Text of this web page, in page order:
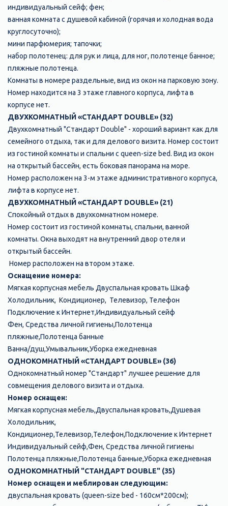
индивидуальный сейф; фен;
ванная комната с душевой кабиной (горячая и холодная вода
круглосуточно);
мини парфюмерия; тапочки;
набор полотенец: для рук и лица, для ног, полотенце банное;
пляжные полотенца.
Комнаты в номере раздельные, вид из окон на парковую зону.
Номер находится на 3 этаже главного корпуса, лифта в
корпусе нет.
ДВУХКОМНАТНЫЙ «СТАНДАРТ DOUBLE» (32)
Двухкомнатный "Стандарт Double" - хороший вариант как для
семейного отдыха, так и для делового визита. Номер состоит
из гостиной комнаты и спальни с queen-size bed. Вид из окон
на открытый бассейн, есть боковая панорама на море.
Номер расположен на 3-м этаже административного корпуса,
лифта в корпусе нет.
ДВУХКОМНАТНЫЙ «СТАНДАРТ DOUBLE» (21)
Спокойный отдых в двухкомнатном номере.
Номер состоит из гостиной комнаты, спальни, ванной
комнаты. Окна выходят на внутренний двор отеля и
открытый бассейн.
Номер расположен на втором этаже.
Оснащение номера:
Мягкая корпусная мебель Двуспальная кровать Шкаф
Холодильник, Кондиционер, Телевизор, Телефон
Подключение к Интернет,Индивидуальный сейф
Фен, Средства личной гигиены,Полотенца
пляжные,Полотенца банные
Ванна/душ,Умывальник,Уборка ежедневная
ОДНОКОМНАТНЫЙ «СТАНДАРТ DOUBLE» (36)
Однокомнатный номер "Стандарт" лучшее решение для
совмещения делового визита и отдыха.
Номер оснащен:
Мягкая корпусная мебель,Двуспальная кровать,Душевая
Холодильник,
Кондиционер,Телевизор,Телефон,Подключение к Интернет
Индивидуальный сейф,Фен, Средства личной гигиены
Полотенца пляжные,Полотенца банные,Уборка ежедневная
ОДНОКОМНАТНЫЙ "СТАНДАРТ DOUBLE" (35)
Номер оснащен и меблирован следующим:
двуспальная кровать (queen-size bed - 160см*200см);